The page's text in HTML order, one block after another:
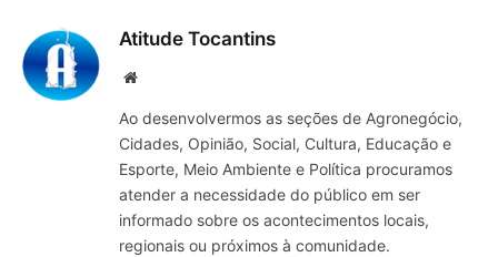
Atitude Tocantins
Site
Ao desenvolvermos as seções de Agronegócio,
Cidades, Opinião, Social, Cultura, Educação e
Esporte, Meio Ambiente e Política procuramos
atender a necessidade do público em ser
informado sobre os acontecimentos locais,
regionais ou próximos à comunidade.